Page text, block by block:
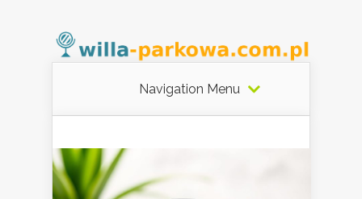
Navigation Menu